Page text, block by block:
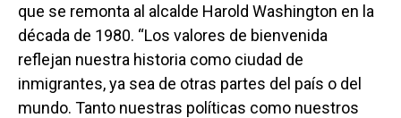
que se remonta al alcalde Harold Washington en la
década de 1980. “Los valores de bienvenida
reflejan nuestra historia como ciudad de
inmigrantes, ya sea de otras partes del país o del
mundo. Tanto nuestras políticas como nuestros